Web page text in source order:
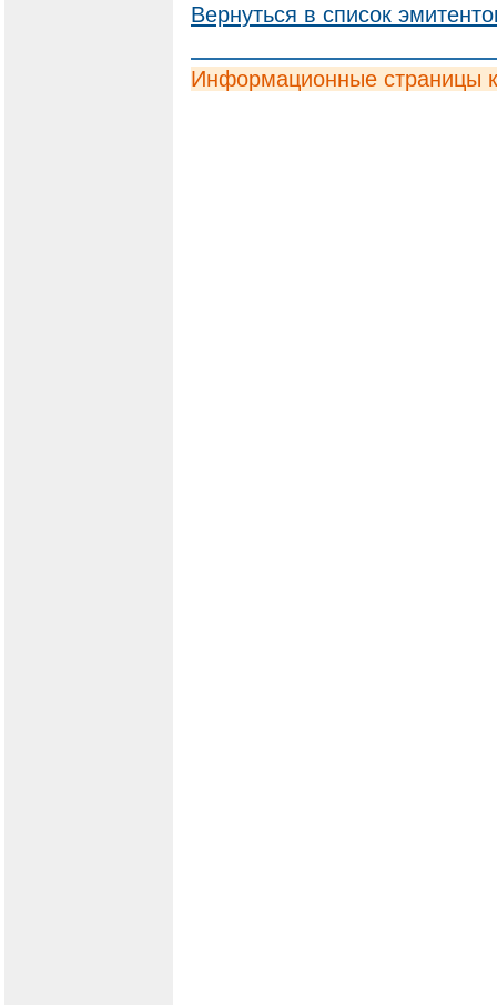
Вернуться в список
Информационные страницы